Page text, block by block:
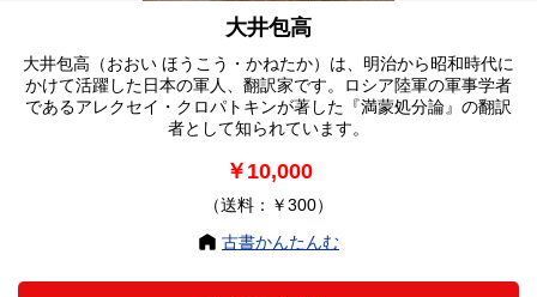
大井包高
大井包高（おおい ほうこう・かねたか）は、明治から昭和時代に
かけて活躍した日本の軍人、翻訳家です。ロシア陸軍の軍事学者
であるアレクセイ・クロパトキンが著した『満蒙処分論』の翻訳
者として知られています。
￥10,000
（送料：￥300）
古書かんたんむ